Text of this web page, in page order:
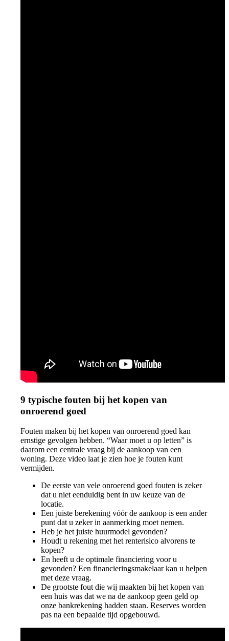
9 typische fouten bij het kopen van
onroerend goed
Fouten maken bij het kopen van onroerend goed kan
ernstige gevolgen hebben. “Waar moet u op letten” is
daarom een centrale vraag bij de aankoop van een
woning. Deze video laat je zien hoe je fouten kunt
vermijden.
De eerste van vele onroerend goed fouten is zeker
dat u niet eenduidig bent in uw keuze van de
locatie.
Een juiste berekening vóór de aankoop is een ander
punt dat u zeker in aanmerking moet nemen.
Heb je het juiste huurmodel gevonden?
Houdt u rekening met het renterisico alvorens te
kopen?
En heeft u de optimale financiering voor u
gevonden? Een financieringsmakelaar kan u helpen
met deze vraag.
De grootste fout die wij maakten bij het kopen van
een huis was dat we na de aankoop geen geld op
onze bankrekening hadden staan. Reserves worden
pas na een bepaalde tijd opgebouwd.